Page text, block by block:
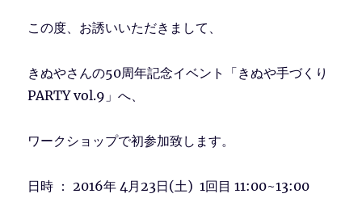
この度、お誘いいただきまして、
きぬやさんの50周年記念イベント「きぬや手づくり
PARTY vol.9」へ、
ワークショップで初参加致します。
日時 ： 2016年 4月23日(土) 1回目 11:00~13:00